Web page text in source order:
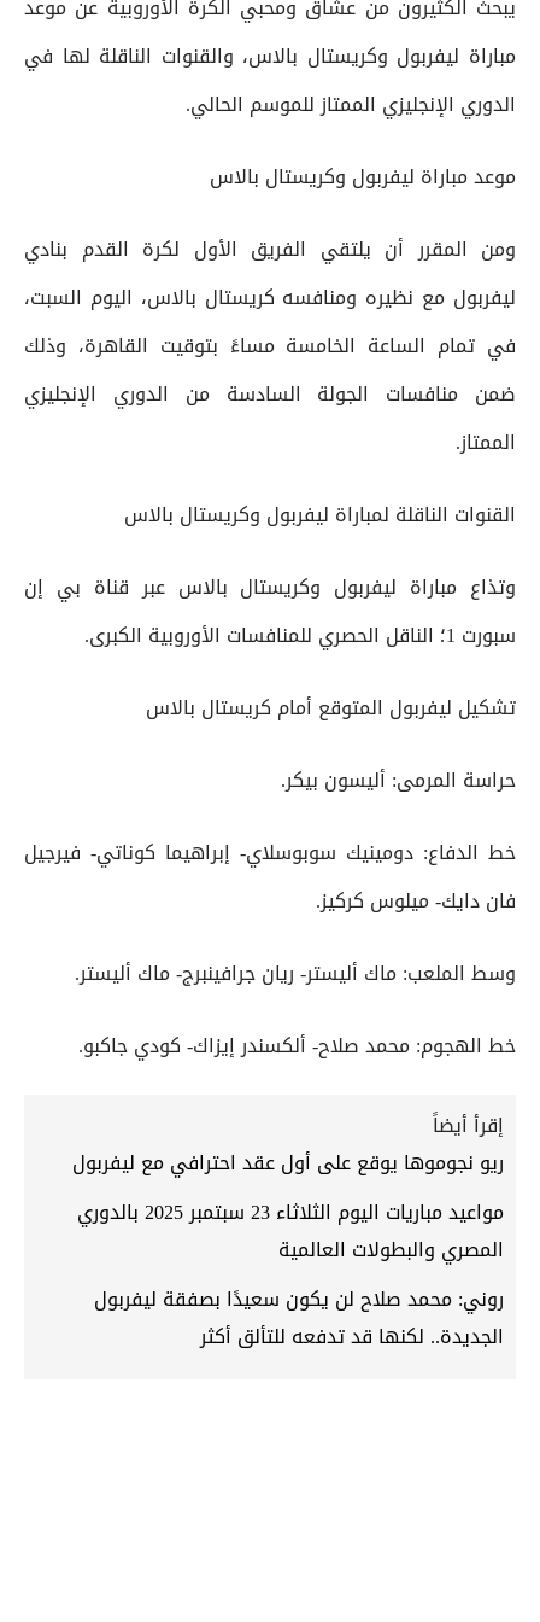
يبحث الكثيرون من عشاق ومحبي الكرة الأوروبية عن موعد
مباراة ليفربول وكريستال بالاس، والقنوات الناقلة لها في
الدوري الإنجليزي الممتاز للموسم الحالي.
موعد مباراة ليفربول وكريستال بالاس
ومن المقرر أن يلتقي الفريق الأول لكرة القدم بنادي
ليفربول مع نظيره ومنافسه كريستال بالاس، اليوم السبت،
في تمام الساعة الخامسة مساءً بتوقيت القاهرة، وذلك
ضمن منافسات الجولة السادسة من الدوري الإنجليزي
الممتاز.
القنوات الناقلة لمباراة ليفربول وكريستال بالاس
وتذاع مباراة ليفربول وكريستال بالاس عبر قناة بي إن
سبورت 1؛ الناقل الحصري للمنافسات الأوروبية الكبرى.
تشكيل ليفربول المتوقع أمام كريستال بالاس
حراسة المرمى: أليسون بيكر.
خط الدفاع: دومينيك سوبوسلاي- إبراهيما كوناتي- فيرجيل
فان دايك- ميلوس كركيز.
وسط الملعب: ماك أليستر- ريان جرافينبرج- ماك أليستر.
خط الهجوم: محمد صلاح- ألكسندر إيزاك- كودي جاكبو.
إقرأ أيضاً
ريو نجوموها يوقع على أول عقد احترافي مع ليفربول
مواعيد مباريات اليوم الثلاثاء 23 سبتمبر 2025 بالدوري
المصري والبطولات العالمية
روني: محمد صلاح لن يكون سعيدًا بصفقة ليفربول
الجديدة.. لكنها قد تدفعه للتألق أكثر